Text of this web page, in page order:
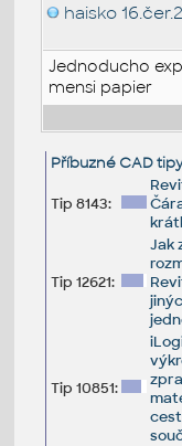
haisko
Jednoducho
mensi papier
Příbuzné CAD tipy
Tip 8143:
Tip 12621:
Jak
Tip 10851: